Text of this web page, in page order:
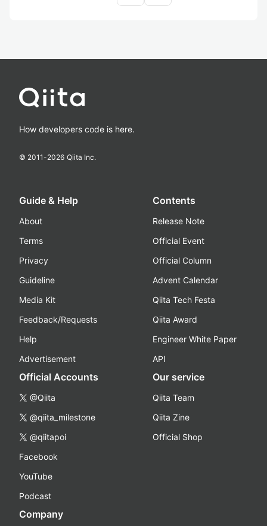
How developers code is here.
© 2011-2026 Qiita Inc.
Guide & Help
About
Terms
Privacy
Guideline
Media Kit
Feedback/Requests
Help
Advertisement
Contents
Release Note
Official Event
Official Column
Advent Calendar
Qiita Tech Festa
Qiita Award
Engineer White Paper
API
Official Accounts
@Qiita
@qiita_milestone
@qiitapoi
Facebook
YouTube
Podcast
Our service
Qiita Team
Qiita Zine
Official Shop
Company